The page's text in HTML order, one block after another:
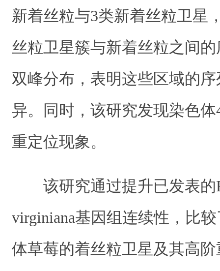
新着丝粒与3类新着丝粒卫星
丝粒卫星簇与新着丝粒之间
双峰分布，表明这些区域的
异。同时，该研究发现染色体
重定位现象。
该研究通过提升已发表的
virginiana基因组连续性，比
体草莓的着丝粒卫星及其高